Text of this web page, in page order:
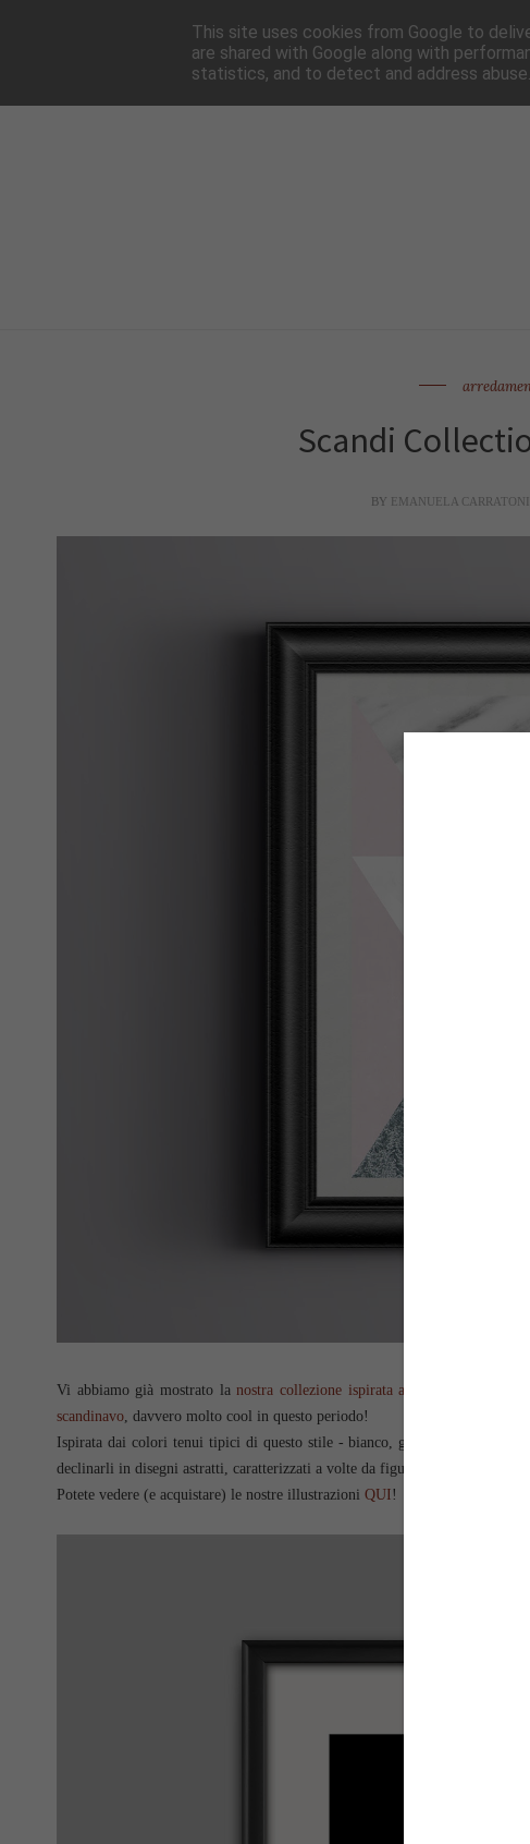
HOME NEWSLETTER
Scandi
BY EMANUELA CARRATONI
Vi abbiamo già mostrato lanostra collezione ispirata al minimal e
scandinavo, davvero molto cool in questo periodo!
Ispirata dai colori tenui tipici di questo stile - bianco, grigio, rosa -
declinarli in disegni astratti, caratterizzati a volte da figure geometriche
Potete vedere (e acquistare) le nostre illustrazioni QUI!
This site uses cookies from Google to
are shared with Google along with
statistics, and to detect and address abuse.